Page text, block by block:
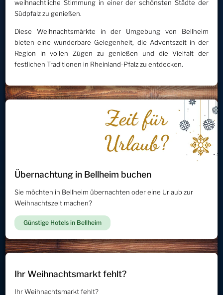
weihnachtliche Stimmung in einer der schönsten Städte der
Südpfalz zu genießen.
Diese Weihnachtsmärkte in der Umgebung von Bellheim
bieten eine wunderbare Gelegenheit, die Adventszeit in der
Region in vollen Zügen zu genießen und die Vielfalt der
festlichen Traditionen in Rheinland-Pfalz zu entdecken.
Übernachtung in Bellheim buchen
Sie möchten in Bellheim übernachten oder eine Urlaub zur
Weihnachtszeit machen?
Günstige Hotels in Bellheim
Ihr Weihnachtsmarkt fehlt?
Ihr Weihnachtsmarkt fehlt?